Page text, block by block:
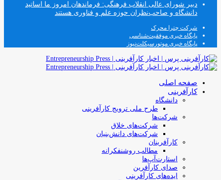
دبیر شورای عالی انقلاب فرهنگی: فرماندهان امروز ما اساتید
دانشگاه و صاحب‌نظران حوزه علم و فناوری هستند
شرکت چترا محرک
پایگاه خبری موفقیت‌شناسی
پایگاه خبری موتورسیکلت‌نیوز
صفحه اصلی
کارآفرینی
دانشگاه
طرح ملی ترویج کارآفرینی
شرکت‌ها
شرکت‌های خلاق
شرکت‌های دانش‌بنیان
کارآفرینان
مطالب روشنفکرانه
استارت‌آپ‌ها
صدای کارآفرین
ایده‌های کارآفرینی